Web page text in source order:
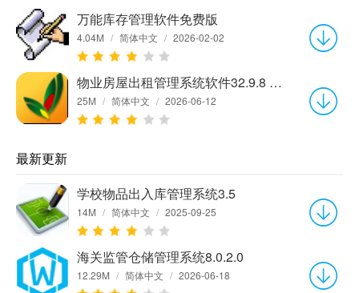
万能库存管理软件免费版
4.04M / 简体中文 / 2026-02-02
物业房屋出租管理系统软件32.9.8 单机版
25M / 简体中文 / 2026-06-12
最新更新
学校物品出入库管理系统3.5
14M / 简体中文 / 2025-09-25
海关监管仓储管理系统8.0.2.0
12.29M / 简体中文 / 2026-06-18